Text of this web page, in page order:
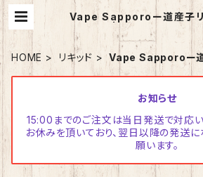
Vape Sapporoー道産子リ
| vapehokkaido
HOME リキッド Vape Sapporoー道
お知らせ
15:00までのご注文は当日発送で対応い
お休みを頂いており、翌日以降の発送
願います。